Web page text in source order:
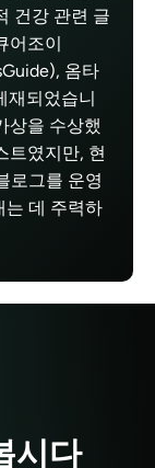
건강 관련 글
어조이
옴타
재되었습니
상을 수상했
트였지만, 현
로그를 운영
는 데 주력하
시다